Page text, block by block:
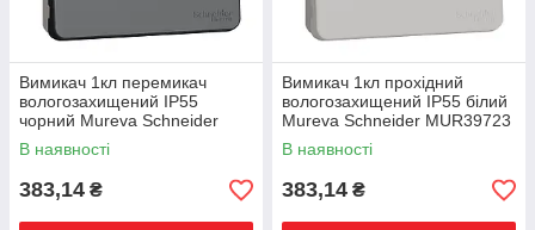
Вимикач 1кл перемикач
вологозахищений IP55
чорний Mureva Schneider
MUR35021
В наявності
383,14 ₴
Вимикач 1кл прохідний
вологозахищений IP55 білий
Mureva Schneider MUR39723
В наявності
383,14 ₴